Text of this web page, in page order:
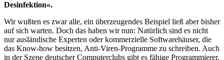
Desinfektion«.
Wir wußten es zwar alle, ein überzeugendes Beispiel ließ aber bisher
auf sich warten. Doch das haben wir nun: Natürlich sind es nicht
nur ausländische Experten oder kommerzielle Softwarehäuser, die
das Know-how besitzen, Anti-Viren-Programme zu schreiben. Auch
in der Szene deutscher Computerclubs gibt es fähige Programmierer,